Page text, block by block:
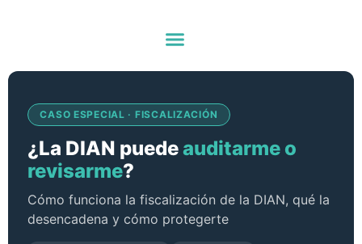
¿La DIAN puede
auditarme? Proceso
de fiscalización
explicado
CASO ESPECIAL · FISCALIZACIÓN
¿La DIAN puedeauditarme o
revisarme?
Cómo funciona la fiscalización de la DIAN, qué la
desencadena y cómo protegerte